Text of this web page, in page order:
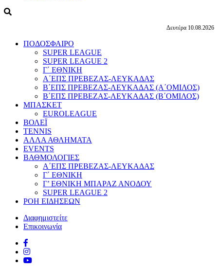
Δευτέρα 10.08.2026
ΠΟΔΟΣΦΑΙΡΟ
SUPER LEAGUE
SUPER LEAGUE 2
Γ΄ ΕΘΝΙΚΗ
Α΄ΕΠΣ ΠΡΕΒΕΖΑΣ-ΛΕΥΚΑΔΑΣ
Β΄ΕΠΣ ΠΡΕΒΕΖΑΣ-ΛΕΥΚΑΔΑΣ (Α΄ΟΜΙΛΟΣ)
Β΄ΕΠΣ ΠΡΕΒΕΖΑΣ-ΛΕΥΚΑΔΑΣ (Β΄ΟΜΙΛΟΣ)
ΜΠΑΣΚΕΤ
EUROLEAGUE
ΒΟΛΕΪ
TENNIS
ΑΛΛΑ ΑΘΛΗΜΑΤΑ
EVENTS
ΒΑΘΜΟΛΟΓΙΕΣ
Α΄ΕΠΣ ΠΡΕΒΕΖΑΣ-ΛΕΥΚΑΔΑΣ
Γ΄ ΕΘΝΙΚΗ
Γ’ ΕΘΝΙΚΗ ΜΠΑΡΑΖ ΑΝΟΔΟΥ
SUPER LEAGUE 2
ΡΟΗ ΕΙΔΗΣΕΩΝ
Διαφημιστείτε
Επικοινωνία